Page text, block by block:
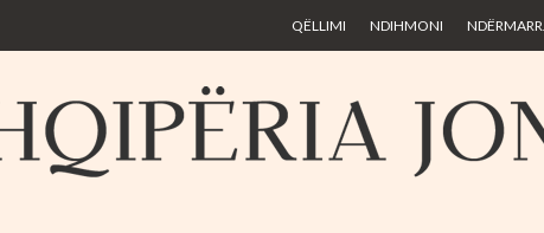
main
content
QËLLIMI NDIHMONI